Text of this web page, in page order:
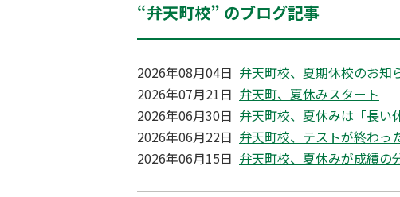
“弁天町校” のブログ記事
2026年08月04日 弁天町校、夏期休校のお知
2026年07月21日 弁天町、夏休みスタート
2026年06月30日 弁天町校、夏休みは「長い
2026年06月22日 弁天町校、テストが終わっ
2026年06月15日 弁天町校、夏休みが成績の